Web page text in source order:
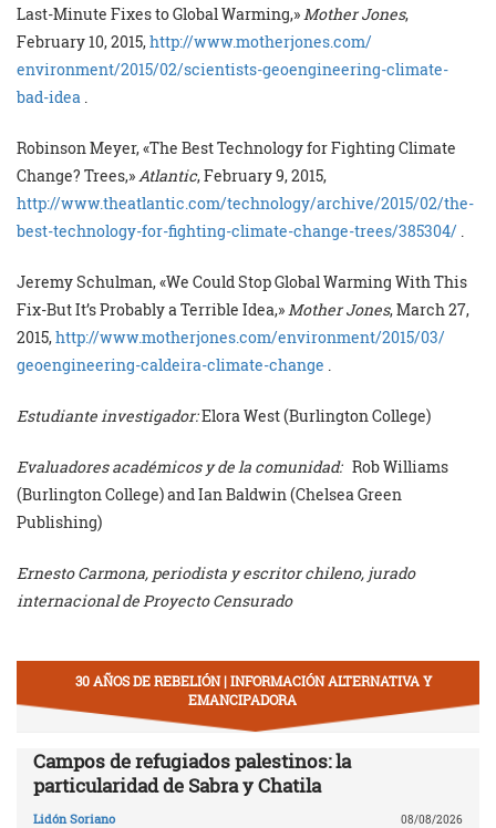
Last-Minute Fixes to Global Warming,» Mother Jones,
February 10, 2015,http://www.motherjones.com/
environment/2015/02/scientists-geoengineering-climate-
bad-idea
Robinson Meyer, «The Best Technology for Fighting Climate
Change? Trees,» Atlantic, February 9, 2015,
http://www.theatlantic.com/technology/archive/2015/02/the-
best-technology-for-fighting-climate-change-trees/385304/
Jeremy Schulman, «We Could Stop Global Warming With This
Fix-But It’s Probably a Terrible Idea,» Mother Jones, March 27,
2015,http://www.motherjones.com/environment/2015/03/
geoengineering-caldeira-climate-change
Estudiante investigador:Elora West (Burlington College)
Evaluadores académicos y de la comunidad: Rob Williams
(Burlington College) and Ian Baldwin (Chelsea Green
Publishing)
Ernesto Carmona, periodista y escritor chileno, jurado
internacional de Proyecto Censurado
30 AÑOS DE REBELIÓN | INFORMACIÓN ALTERNATIVA Y
EMANCIPADORA
Campos de refugiados palestinos: la
particularidad de Sabra y Chatila
Lidón Soriano 08/08/2026